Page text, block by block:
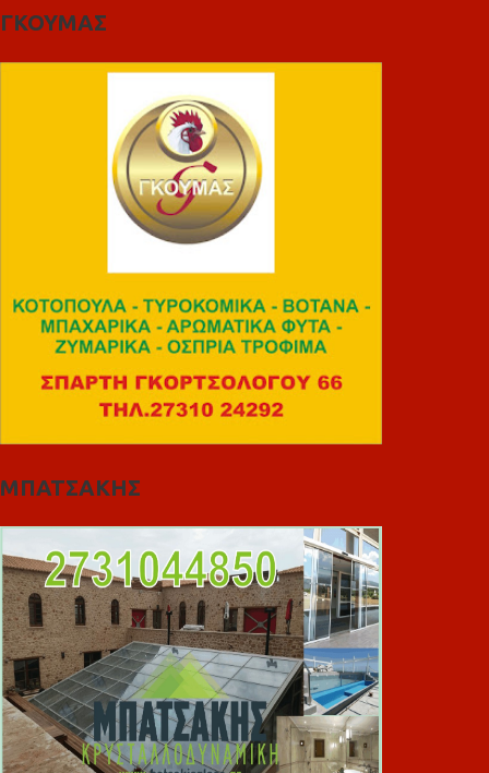
ΓΚΟΥΜΑΣ
ΜΠΑΤΣΑΚΗΣ